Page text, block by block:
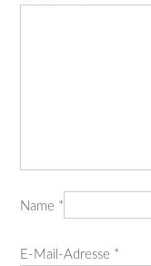
Name *
E-Mail-Adresse *